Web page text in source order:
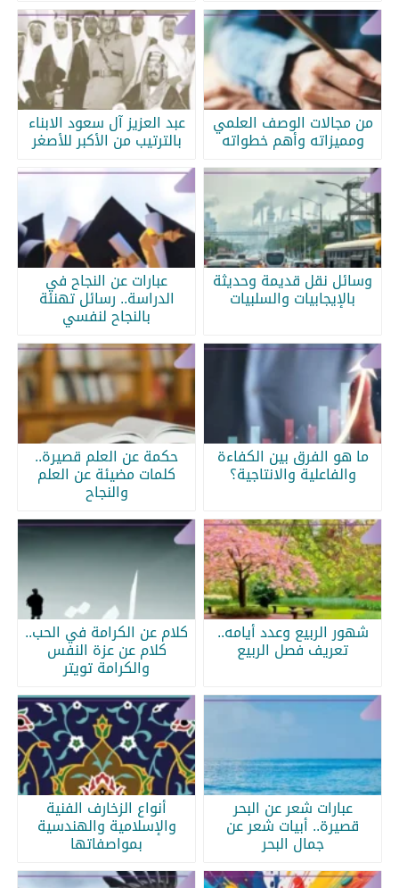
من مجالات الوصف العلمي
ومميزاته وأهم خطواته
عبد العزيز آل سعود الابناء
بالترتيب من الأكبر للأصغر
وسائل نقل قديمة وحديثة
بالإيجابيات والسلبيات
عبارات عن النجاح في
الدراسة.. رسائل تهنئة
بالنجاح لنفسي
ما هو الفرق بين الكفاءة
والفاعلية والانتاجية؟
حكمة عن العلم قصيرة..
كلمات مضيئة عن العلم
والنجاح
شهور الربيع وعدد أيامه..
تعريف فصل الربيع
كلام عن الكرامة في الحب..
كلام عن عزة النفس
والكرامة تويتر
عبارات شعر عن البحر
قصيرة.. أبيات شعر عن
جمال البحر
أنواع الزخارف الفنية
والإسلامية والهندسية
بمواصفاتها